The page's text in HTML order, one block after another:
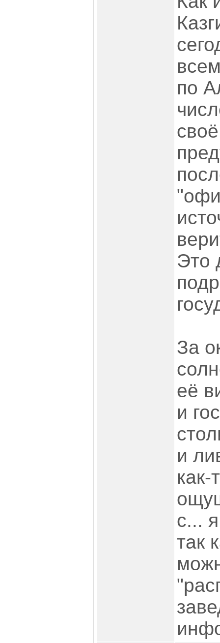
по
Это
За
её
и
и
как-
с...
так